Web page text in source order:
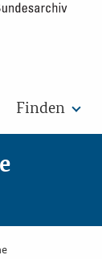
Finden